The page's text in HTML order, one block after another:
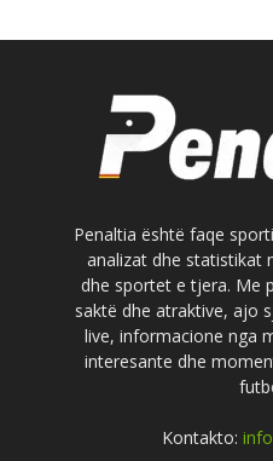
Penaltia është faqe
analizat dhe statistikat
dhe sportet e tjera. Me
saktë dhe atraktive, ajo
live, informacione nga
interesante dhe
Kontakto: